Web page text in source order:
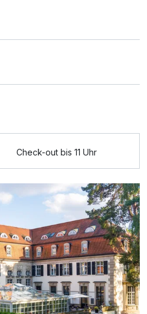
Check-out bis 11 Uhr